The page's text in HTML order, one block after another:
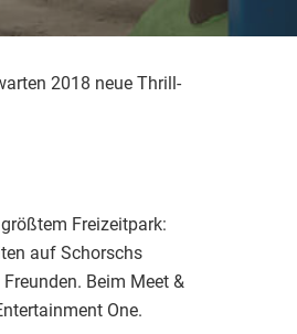
2018 neue Thrill-
Freizeitpark:
auf Schorschs
Beim Meet &
One.